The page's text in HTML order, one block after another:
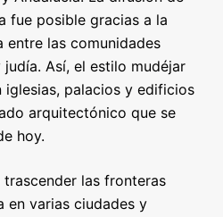
fue posible gracias a la
las comunidades
Así, el estilo mudéjar
iglesias, palacios y edificios
arquitectónico que se
hoy.
las fronteras
en varias ciudades y